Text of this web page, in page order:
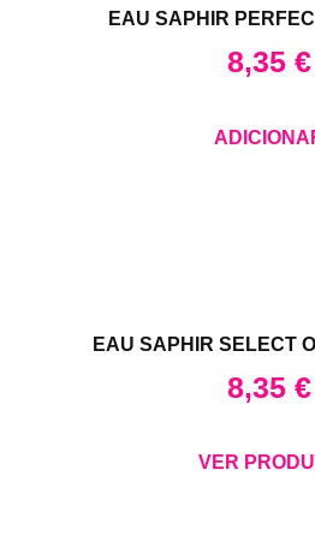
EAU SAPHIR
8,35 €
EAU SAPHIR SELECT
8,35 €
VER